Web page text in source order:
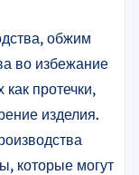
обжим
во избежание
протечки,
изделия.
которые могут